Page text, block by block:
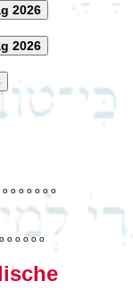
2026
2026
o o o o o o o
o o o o o o